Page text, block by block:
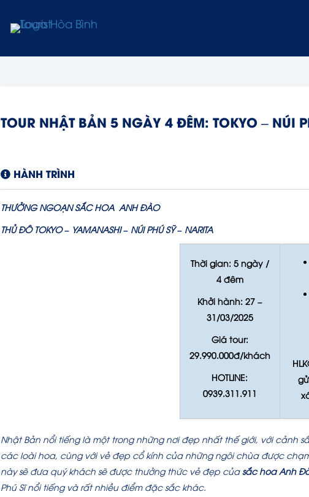
TOUR NHẬT BẢN 5 NGÀY 4 ĐÊM: TOKYO – NÚI
HÀNH TRÌNH
THƯỞNG NGOẠN SẮC HOA ANH ĐÀO
THỦ ĐÔ TOKYO – YAMANASHI – NÚI PHÚ SỸ – NARITA
Thời gian: 5 ngày /
4 đêm
Khởi hành: 27 –
31/03/2025
Giá tour:
29.990.000đ/khách
HOTLINE:
0939.311.911
Nhật Bản nổi tiếng là một trong những nơi đẹp nhất thế giới, với cảnh
các loài hoa, cùng với vẻ đẹp cổ kính của những ngôi chùa được
này sẽ đưa quý khách sẽ được thưởng thức vẻ đẹp củasắc hoa Anh
Phú Sĩ nổi tiếng và rất nhiều điểm đặc sắc khác.